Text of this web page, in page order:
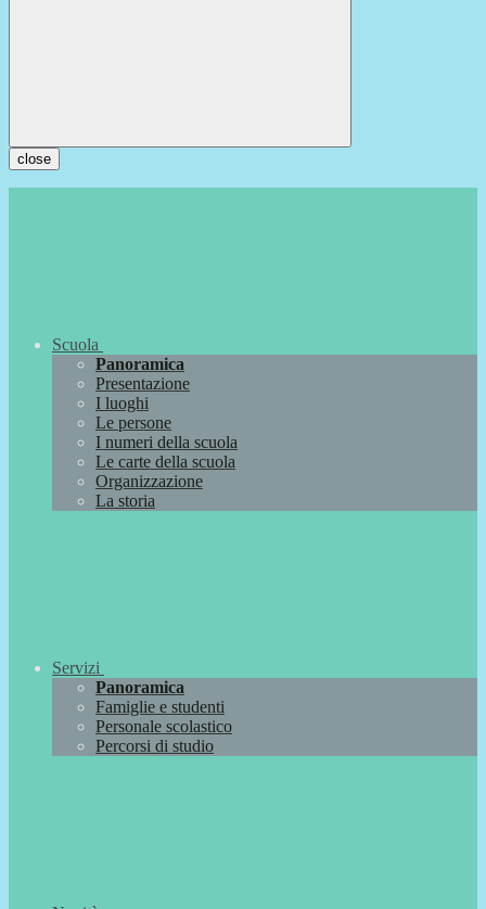
close
Scuola
Panoramica
Presentazione
I luoghi
Le persone
I numeri della scuola
Le carte della scuola
Organizzazione
La storia
Servizi
Panoramica
Famiglie e studenti
Personale scolastico
Percorsi di studio